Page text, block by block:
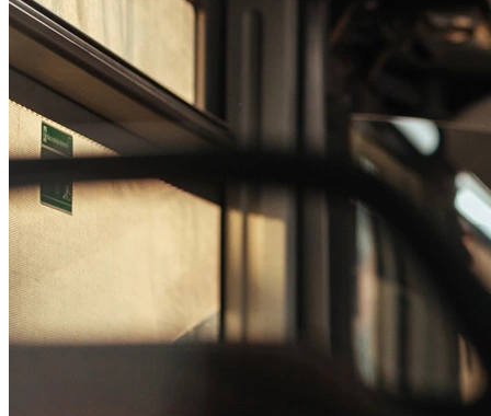
Passo 1/2
Institucional
Compromisso com o Meio Ambiente
Governança Corporativa
Ouvidoria
Política de Privacidade